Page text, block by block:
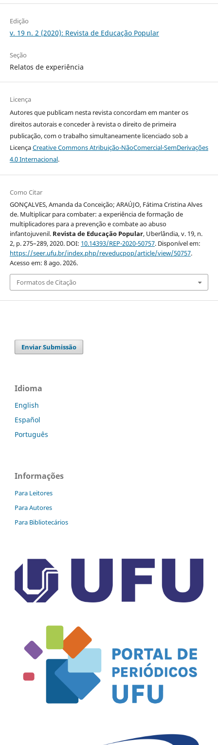
Edição
v. 19 n. 2 (2020): Revista de Educação Popular
Seção
Relatos de experiência
Licença
Autores que publicam nesta revista concordam em manter os
direitos autorais e conceder à revista o direito de primeira
publicação, com o trabalho simultaneamente licenciado sob a
LicençaCreative Commons Atribuição-NãoComercial-SemDerivações
4.0 Internacional.
Como Citar
GONÇALVES, Amanda da Conceição; ARAÚJO, Fátima Cristina Alves
de. Multiplicar para combater: a experiência de formação de
multiplicadores para a prevenção e combate ao abuso
infantojuvenil. Revista de Educação Popular, Uberlândia, v. 19, n.
2, p. 275–289, 2020. DOI: 10.14393/REP-2020-50757. Disponível em:
https://seer.ufu.br/index.php/reveducpop/article/view/50757.
Acesso em: 8 ago. 2026.
Formatos de Citação
Enviar Submissão
Idioma
English
Español
Português
Informações
Para Leitores
Para Autores
Para Bibliotecários